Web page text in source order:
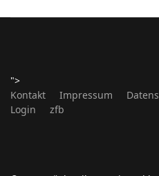
">
Kontakt
Impressum
Login
zfb